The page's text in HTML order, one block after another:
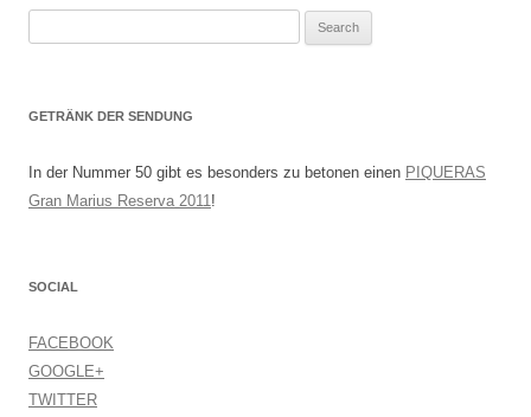
GETRÄNK DER SENDUNG
In der Nummer 50 gibt es besonders zu betonen einen PIQUERAS
Gran Marius Reserva 2011!
SOCIAL
FACEBOOK
GOOGLE+
TWITTER